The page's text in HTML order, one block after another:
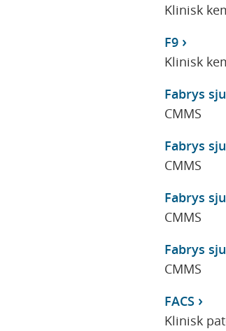
Klinisk
F9
Klinisk
Fabrys
CMMS
Fabrys
CMMS
Fabrys
CMMS
Fabrys
CMMS
FACS
Klinisk